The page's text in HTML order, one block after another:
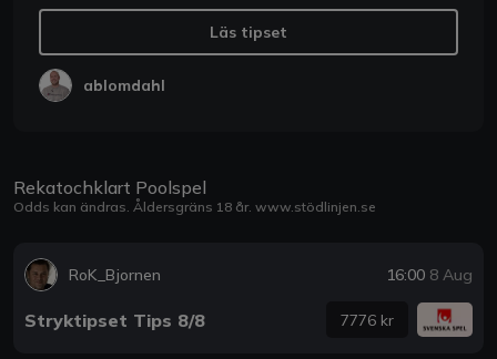
Läs tipset
ablomdahl
Rekatochklart Poolspel
Odds kan ändras. Åldersgräns 18 år. www.stödlinjen.se
RoK_Bjornen 16:00 8 Aug
Stryktipset Tips 8/8 7776 kr